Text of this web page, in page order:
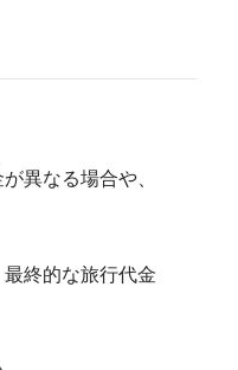
異なる場合や、
終的な旅行代金